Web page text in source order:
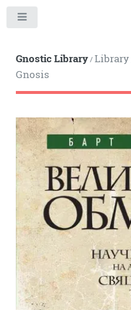
Gnostic Library/Library
Gnosis